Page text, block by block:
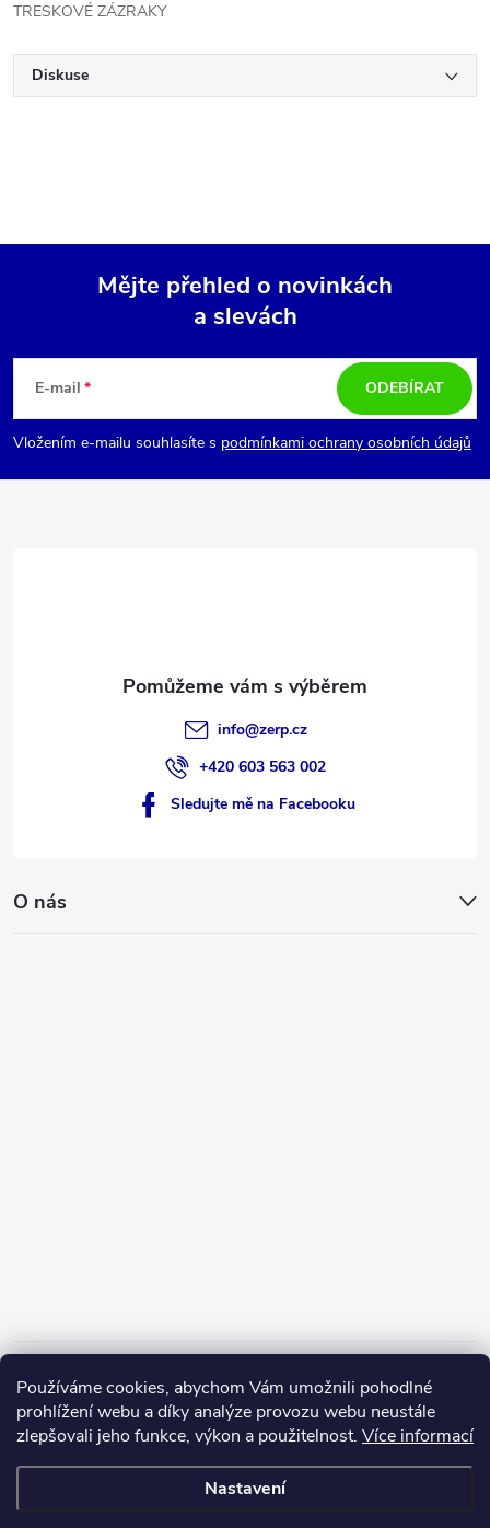
Používáme cookies, abychom Vám umožnili pohodlné
prohlížení webu a díky analýze provozu webu neustále
zlepšovali jeho funkce, výkon a použitelnost. Více informací
Nastavení
TRESKOVÉ ZÁZRAKY
Diskuse
p
a
Mějte přehled o novinkách
a slevách
E-mail
Vložením e-mailu souhlasíte s podmínkami ochrany osobních údajů
ODEBÍRAT
info@zerp.cz
+420 603 563 002
Sledujte mě na Facebooku
O nás